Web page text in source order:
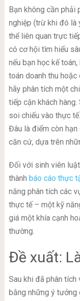
Bạn không cần phải
nghiệp (trừ khi đó là
thể liên quan trực
có cơ hội tìm hiểu
nếu bạn học kế
toán doanh thu hoặc
hãy phân tích một
tiếp cận khách
soi chiếu vào thực
Đâu là điểm còn hạn
căn cứ, dựa trên
Đối với sinh viên
thành báo cáo thực
năng phân tích các
thực tế – một kỹ
giá một khía cạnh
thường.
Đề xuất:
Sau khi đã phân tích
bằng những ý tưởng